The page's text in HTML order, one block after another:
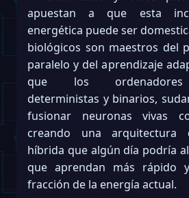
apuestan a que esta
energética puede ser
biológicos son maestros del
paralelo y del aprendizaje
que los ordenadores
deterministas y binarios,
fusionar neuronas vivas
creando una arquitectura
híbrida que algún día podría
que aprendan más rápido
fracción de la energía actual.